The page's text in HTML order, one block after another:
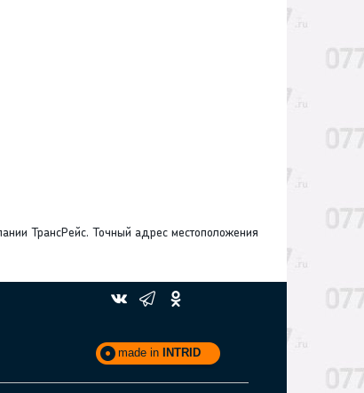
ТрансРейс. Точный адрес местоположения
made in INTRID